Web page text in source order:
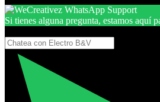
Si tienes alguna pregunta, estamos aquí